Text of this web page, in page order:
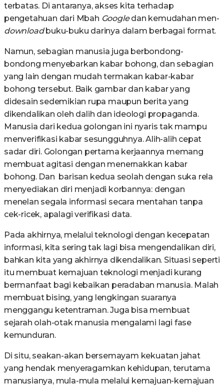
terbatas. Di antaranya, akses kita terhadap
pengetahuan dari Mbah Googledan kemudahan men-
downloadbuku-buku darinya dalam berbagai format.
Namun, sebagian manusia juga berbondong-
bondong menyebarkan kabar bohong, dan sebagian
yang lain dengan mudah termakan kabar-kabar
bohong tersebut. Baik gambar dan kabar yang
didesain sedemikian rupa maupun berita yang
dikendalikan oleh dalih dan ideologi propaganda.
Manusia dari kedua golongan ini nyaris tak mampu
menverifikasi kabar sesungguhnya. Alih-alih cepat
sadar diri. Golongan pertama kerjaannya memang
membuat agitasi dengan menernakkan kabar
bohong. Dan barisan kedua seolah dengan suka rela
menyediakan diri menjadi korbannya: dengan
menelan segala informasi secara mentahan tanpa
cek-ricek, apalagi verifikasi data.
Pada akhirnya, melalui teknologi dengan kecepatan
informasi, kita sering tak lagi bisa mengendalikan diri,
bahkan kita yang akhirnya dikendalikan. Situasi seperti
itu membuat kemajuan teknologi menjadi kurang
bermanfaat bagi kebaikan peradaban manusia. Malah
membuat bising, yang lengkingan suaranya
menggangu ketentraman. Juga bisa membuat
sejarah olah-otak manusia mengalami lagi fase
kemunduran.
Di situ, seakan-akan bersemayam kekuatan jahat
yang hendak menyeragamkan kehidupan, terutama
manusianya, mula-mula melalui kemajuan-kemajuan